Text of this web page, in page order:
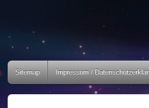
Sitemap Impressum /